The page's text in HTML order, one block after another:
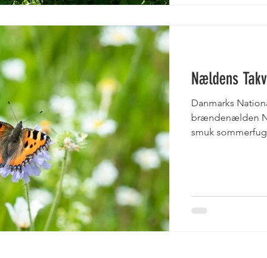
Nældens
Danmarks
brændenælden
smuk